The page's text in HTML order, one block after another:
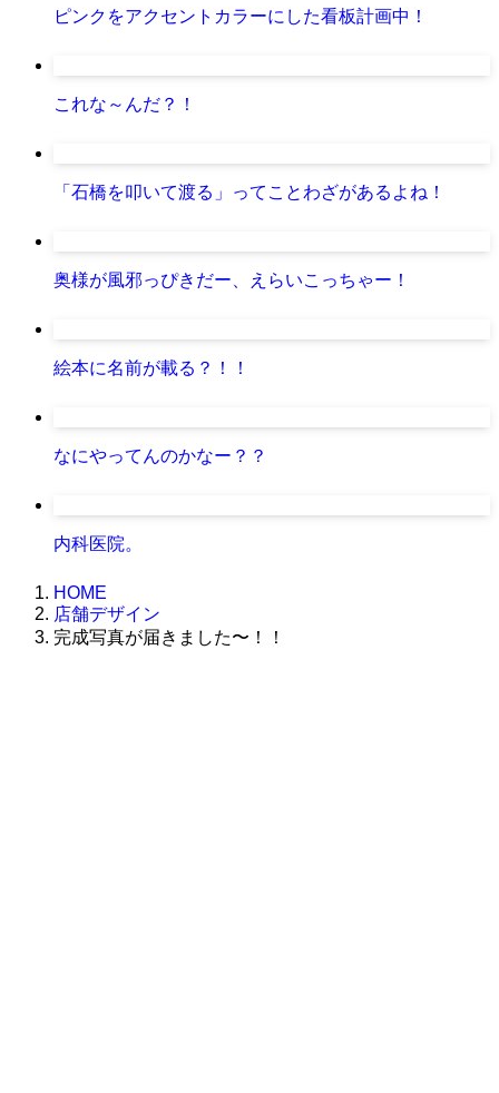
ピンクをアクセントカラーにした看板計画中！
これな～んだ？！
「石橋を叩いて渡る」ってことわざがあるよね！
奥様が風邪っぴきだー、えらいこっちゃー！
絵本に名前が載る？！！
なにやってんのかなー？？
内科医院。
HOME
店舗デザイン
完成写真が届きました〜！！